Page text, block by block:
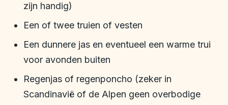
zijn handig)
Een of twee truien of vesten
Een dunnere jas en eventueel een warme trui
voor avonden buiten
Regenjas of regenponcho (zeker in
Scandinavië of de Alpen geen overbodige